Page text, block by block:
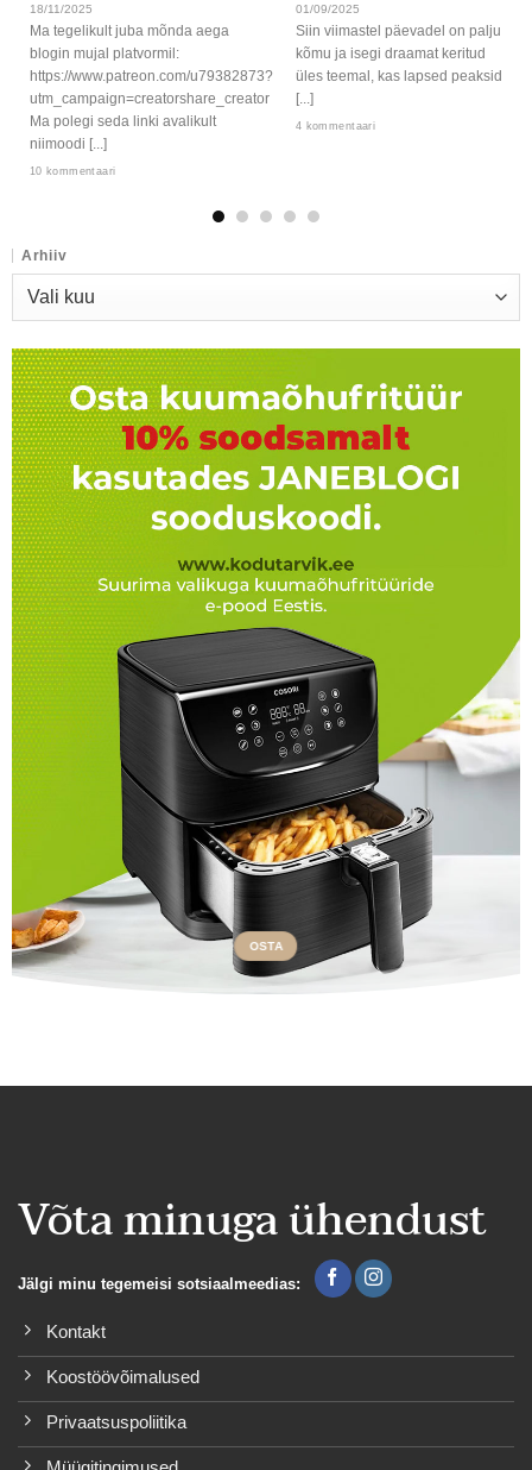
18/11/2025
Ma tegelikult juba mõnda aega
blogin mujal platvormil:
https://www.patreon.com/u79382873?
utm_campaign=creatorshare_creator
Ma polegi seda linki avalikult
niimoodi [...]
10 kommentaari
01/09/2025
Siin viimastel päevadel on palju
kõmu ja isegi draamat keritud
üles teemal, kas lapsed peaksid
[...]
4 kommentaari
Arhiiv
Arhiiv
OSTA
Võta minuga ühendust
Jälgi minu tegemeisi sotsiaalmeedias:
Kontakt
Koostöövõimalused
Privaatsuspoliitika